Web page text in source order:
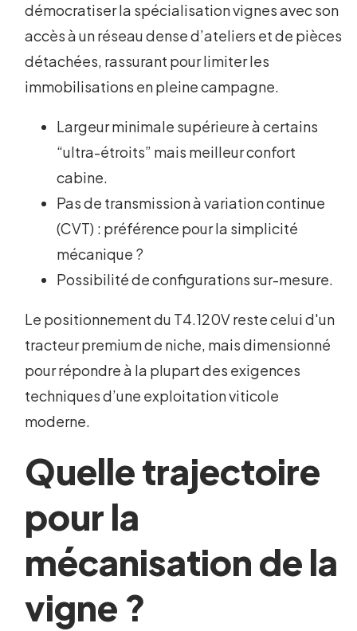
démocratiser la spécialisation vignes avec son
accès à un réseau dense d’ateliers et de pièces
détachées, rassurant pour limiter les
immobilisations en pleine campagne.
Largeur minimale supérieure à certains
“ultra-étroits” mais meilleur confort
cabine.
Pas de transmission à variation continue
(CVT) : préférence pour la simplicité
mécanique ?
Possibilité de configurations sur-mesure.
Le positionnement du T4.120V reste celui d'un
tracteur premium de niche, mais dimensionné
pour répondre à la plupart des exigences
techniques d’une exploitation viticole
moderne.
Quelle trajectoire
pour la
mécanisation de la
vigne ?